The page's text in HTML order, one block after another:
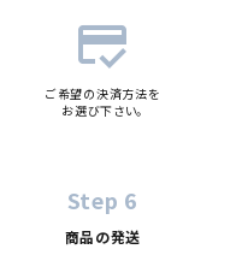
credit_score
ご希望の決済方法を
お選び下さい。
Step 6
商品の発送